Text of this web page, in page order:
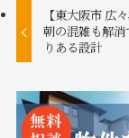
【東大阪市 広
朝の混雑も解消
りある設計